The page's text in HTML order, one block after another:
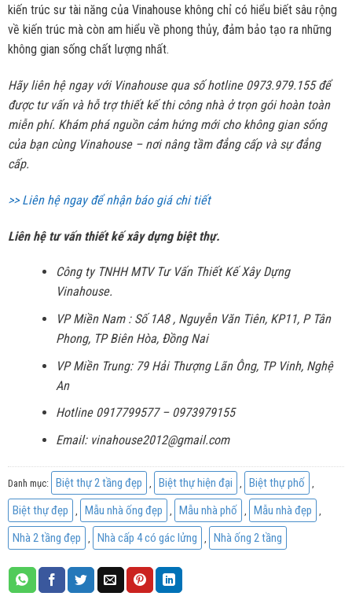
kiến trúc sư tài năng của Vinahouse không chỉ có hiểu biết sâu rộng
về kiến trúc mà còn am hiểu về phong thủy, đảm bảo tạo ra những
không gian sống chất lượng nhất.
Hãy liên hệ ngay với Vinahouse qua số hotline 0973.979.155 để
được tư vấn và hỗ trợ thiết kế thi công nhà ở trọn gói hoàn toàn
miễn phí. Khám phá nguồn cảm hứng mới cho không gian sống
của bạn cùng Vinahouse – nơi nâng tầm đẳng cấp và sự đẳng
cấp.
>> Liên hệ ngay để nhận báo giá chi tiết
Liên hệ tư vấn thiết kế xây dựng biệt thự.
Công ty TNHH MTV Tư Vấn Thiết Kế Xây Dựng
Vinahouse.
VP Miền Nam : Số 1A8 , Nguyễn Văn Tiên, KP11, P Tân
Phong, TP Biên Hòa, Đồng Nai
VP Miền Trung: 79 Hải Thượng Lãn Ông, TP Vinh, Nghệ
An
Hotline 0917799577 – 0973979155
Email: vinahouse2012@gmail.com
Danh mục: Biệt thự 2 tầng đẹp Biệt thự hiện đại Biệt thự phố
Biệt thự đẹp Mẫu nhà ống đẹp Mẫu nhà phố Mẫu nhà đẹp
Nhà 2 tầng đẹp Nhà cấp 4 có gác lửng Nhà ống 2 tầng